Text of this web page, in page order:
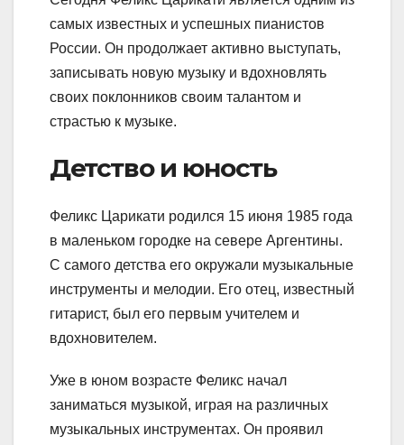
самых известных и успешных пианистов
России. Он продолжает активно выступать,
записывать новую музыку и вдохновлять
своих поклонников своим талантом и
страстью к музыке.
Детство и юность
Феликс Царикати родился 15 июня 1985 года
в маленьком городке на севере Аргентины.
С самого детства его окружали музыкальные
инструменты и мелодии. Его отец, известный
гитарист, был его первым учителем и
вдохновителем.
Уже в юном возрасте Феликс начал
заниматься музыкой, играя на различных
музыкальных инструментах. Он проявил